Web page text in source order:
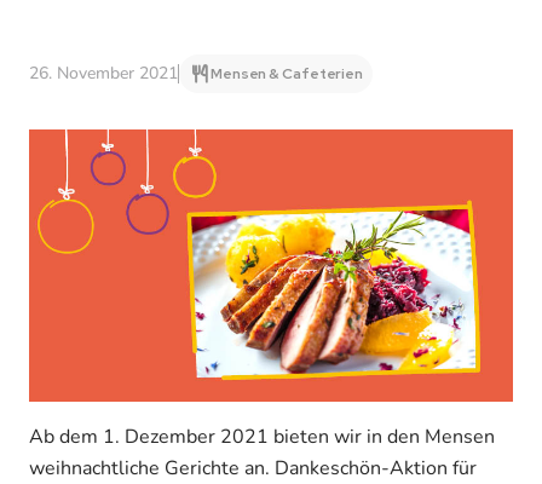
26. November 2021 Mensen & Cafeterien
Ab dem 1. Dezember 2021 bieten wir in den Mensen
weihnachtliche Gerichte an. Dankeschön-Aktion für